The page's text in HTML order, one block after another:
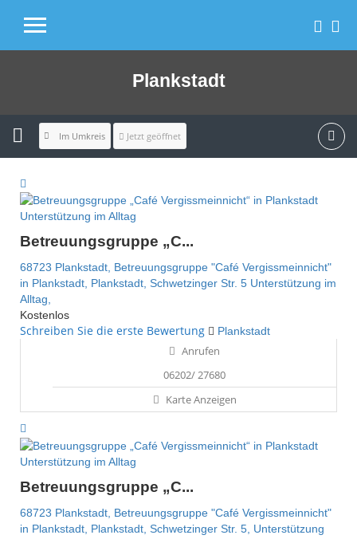
Plankstadt
Im Umkreis Jetzt geöffnet
Unterstützung im Alltag
Betreuungsgruppe „C...
68723 Plankstadt, Betreuungsgruppe "Café Vergissmeinnicht"
in Plankstadt, Plankstadt, Schwetzinger Str. 5 Unterstützung im
Alltag,
Kostenlos
Schreiben Sie die erste Bewertung Plankstadt
Anrufen
06202/ 27680
Karte Anzeigen
Unterstützung im Alltag
Betreuungsgruppe „C...
68723 Plankstadt, Betreuungsgruppe "Café Vergissmeinnicht"
in Plankstadt, Plankstadt, Schwetzinger Str. 5, Unterstützung